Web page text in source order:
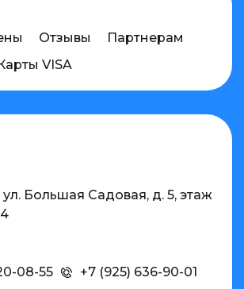
Отзывы
Партнерам
VISA
ул. Большая Садовая, д. 5, этаж
08-55
+7 (925) 636-90-01